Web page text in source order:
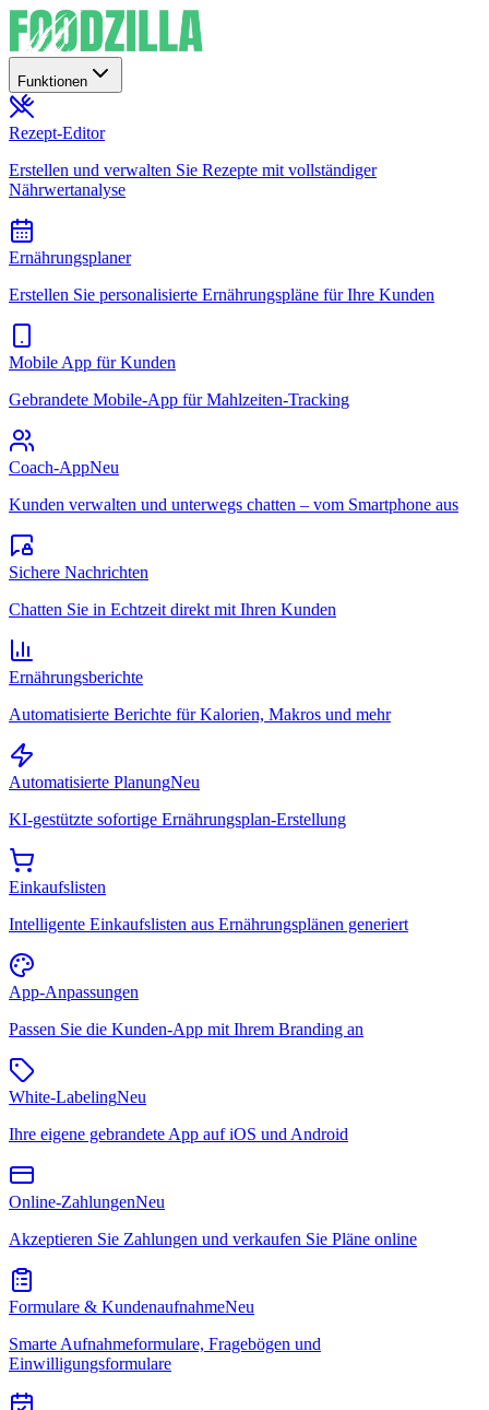
Funktionen
Rezept-Editor
Erstellen und verwalten Sie Rezepte mit vollständiger
Nährwertanalyse
Ernährungsplaner
Erstellen Sie personalisierte Ernährungspläne für Ihre Kunden
Mobile App für Kunden
Gebrandete Mobile-App für Mahlzeiten-Tracking
Coach-AppNeu
Kunden verwalten und unterwegs chatten – vom Smartphone aus
Sichere Nachrichten
Chatten Sie in Echtzeit direkt mit Ihren Kunden
Ernährungsberichte
Automatisierte Berichte für Kalorien, Makros und mehr
Automatisierte PlanungNeu
KI-gestützte sofortige Ernährungsplan-Erstellung
Einkaufslisten
Intelligente Einkaufslisten aus Ernährungsplänen generiert
App-Anpassungen
Passen Sie die Kunden-App mit Ihrem Branding an
White-LabelingNeu
Ihre eigene gebrandete App auf iOS und Android
Online-ZahlungenNeu
Akzeptieren Sie Zahlungen und verkaufen Sie Pläne online
Formulare & KundenaufnahmeNeu
Smarte Aufnahmeformulare, Fragebögen und
Einwilligungsformulare